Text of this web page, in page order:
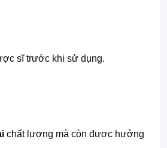
sĩ trước khi sử dụng.
chất lượng mà còn được hưởng